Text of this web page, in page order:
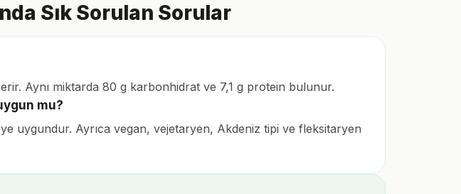
Sık Sorulan Sorular
Aynı miktarda 80 g karbonhidrat ve 7,1 g protein bulunur.
mu?
uygundur. Ayrıca vegan, vejetaryen, Akdeniz tipi ve fleksitaryen